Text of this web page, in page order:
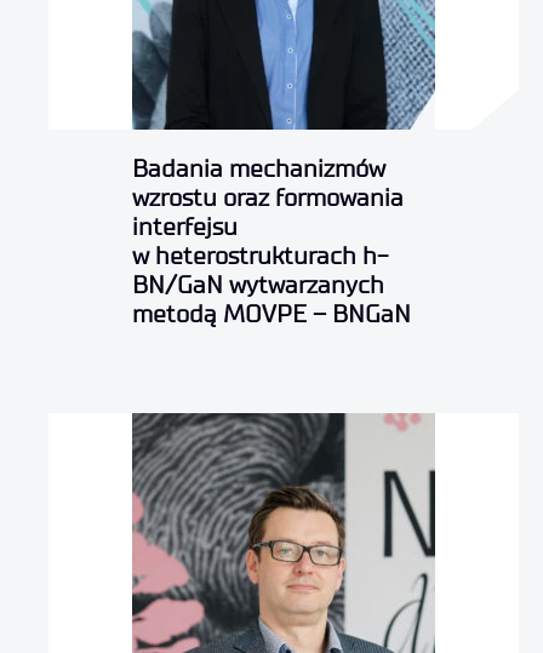
Badania mechanizmów
wzrostu oraz formowania
interfejsu
w heterostrukturach h-
BN/GaN wytwarzanych
metodą MOVPE – BNGaN